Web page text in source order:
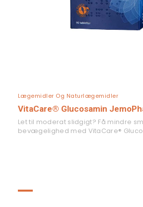
LÆS MERE
Lægemidler Og Naturlægemidler
VitaCare® Glucosamin
Let til moderat slidgigt? Få mindre
bevægelighed med VitaCare®